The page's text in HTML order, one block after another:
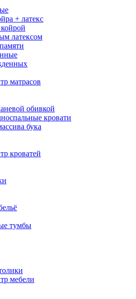
+ латекс
латексом
матрасов
обивкой
кровати
бука
кроватей
тумбы
мебели